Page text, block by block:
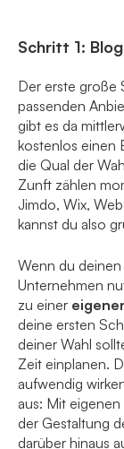
Schritt 1:
Der erste große
passenden
gibt es da
kostenlos einen
die Qual der
Zunft zählen
Jimdo, Wix,
kannst du also
Wenn du
Unternehmen
zu einer
deine ersten
deiner Wahl
Zeit einplanen.
aufwendig
aus: Mit
der Gestaltung
darüber hinaus